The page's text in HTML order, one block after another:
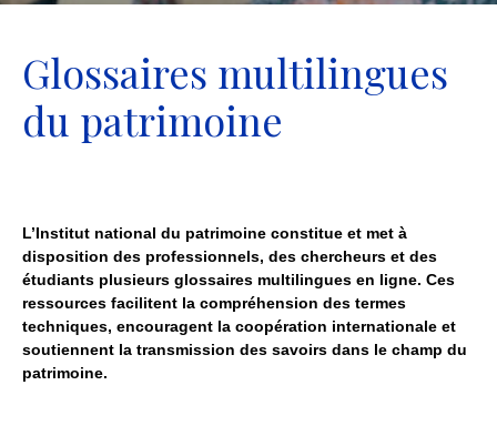
Glossaires multilingues
du patrimoine
L’Institut national du patrimoine constitue et met à
disposition des professionnels, des chercheurs et des
étudiants plusieurs glossaires multilingues en ligne. Ces
ressources facilitent la compréhension des termes
techniques, encouragent la coopération internationale et
soutiennent la transmission des savoirs dans le champ du
patrimoine.